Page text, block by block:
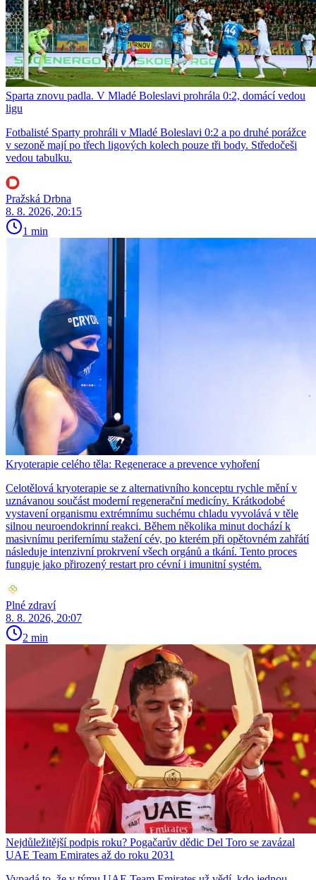
Sparta znovu padla. V Mladé Boleslavi prohrála 0:2, domácí vedou
ligu
Fotbalisté Sparty prohráli v Mladé Boleslavi 0:2 a po druhé porážce
v sezoně mají po třech ligových kolech pouze tři body. Středočeši
vedou tabulku.
Pražská Drbna
8. 8. 2026, 20:15
1 min
Kryoterapie celého těla: Regenerace a prevence vyhoření
Celotělová kryoterapie se z alternativního konceptu rychle mění v
uznávanou součást moderní regenerační medicíny. Krátkodobé
vystavení organismu extrémnímu suchému chladu vyvolává v těle
silnou neuroendokrinní reakci. Během několika minut dochází k
masivnímu perifernímu stažení cév, po kterém při opětovném zahřátí
následuje intenzivní prokrvení všech orgánů a tkání. Tento proces
funguje jako přirozený restart pro cévní i imunitní systém.
Plné zdraví
8. 8. 2026, 20:07
2 min
Nejdůležitější podpis roku? Pogačarův dědic Del Toro se zavázal
UAE Team Emirates až do roku 2031